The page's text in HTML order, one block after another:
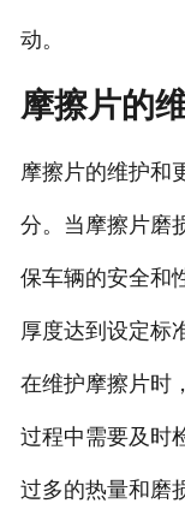
动。
摩擦片的
摩擦片的维护和
分。当摩擦片磨
保车辆的安全和
厚度达到设定标
在维护摩擦片时
过程中需要及时
过多的热量和磨